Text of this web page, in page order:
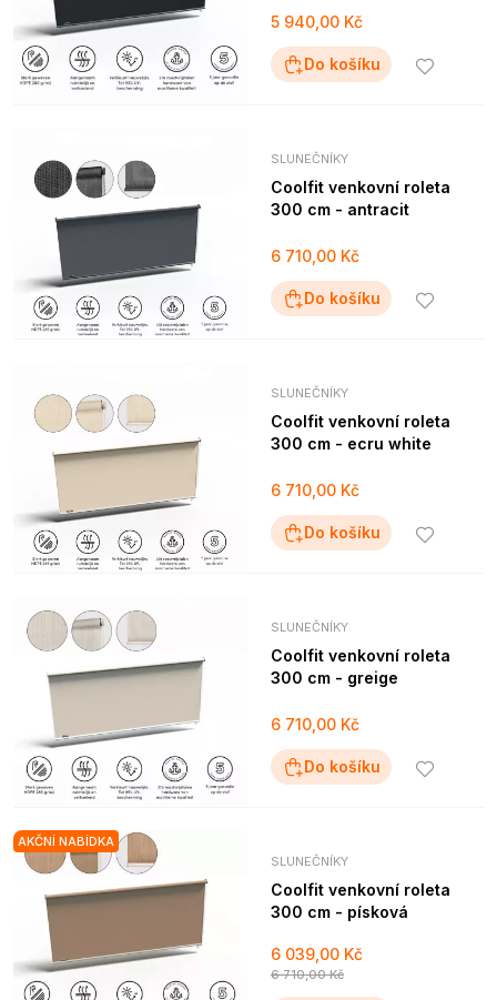
5 940,00 Kč
Do košíku
SLUNEČNÍKY
Coolfit venkovní roleta
300 cm - antracit
6 710,00 Kč
Do košíku
SLUNEČNÍKY
Coolfit venkovní roleta
300 cm - ecru white
6 710,00 Kč
Do košíku
SLUNEČNÍKY
Coolfit venkovní roleta
300 cm - greige
6 710,00 Kč
Do košíku
AKČNÍ NABÍDKA
SLUNEČNÍKY
Coolfit venkovní roleta
300 cm - písková
6 039,00 Kč
6 710,00 Kč